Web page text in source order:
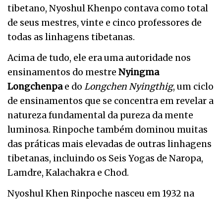
tibetano, Nyoshul Khenpo contava como total
de seus mestres, vinte e cinco professores de
todas as linhagens tibetanas.
Acima de tudo, ele era uma autoridade nos
ensinamentos do mestre Nyingma
Longchenpae do Longchen Nyingthig, um ciclo
de ensinamentos que se concentra em revelar a
natureza fundamental da pureza da mente
luminosa. Rinpoche também dominou muitas
das práticas mais elevadas de outras linhagens
tibetanas, incluindo os Seis Yogas de Naropa,
Lamdre, Kalachakra e Chod.
Nyoshul Khen Rinpoche nasceu em 1932 na